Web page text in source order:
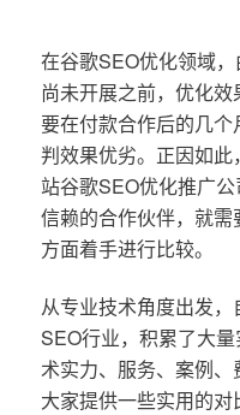
在谷歌SEO优化领域
尚未开展之前，优化
要在付款合作后的几
判效果优劣。正因如
站谷歌SEO优化推广
信赖的合作伙伴，就
方面着手进行比较。
从专业技术角度出发
SEO行业，积累了大
术实力、服务、案例
大家提供一些实用的对